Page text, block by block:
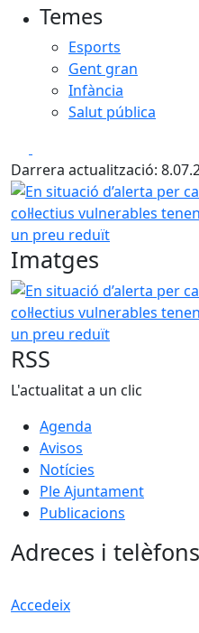
Temes
Esports
Gent gran
Infància
Salut pública
Darrera actualització:
En situació d’alerta per
Imatges
En situació d’alerta per
RSS
L'actualitat a un clic
Agenda
Avisos
Notícies
Ple Ajuntament
Publicacions
Adreces i telèfons
Accedeix